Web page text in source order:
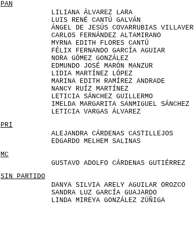
PAN
LILIANA ÁLVAREZ LARA
LUIS RENÉ CANTÚ GALVÁN
ÁNGEL DE JESÚS COVARRUBIAS
CARLOS FERNÁNDEZ ALTAMIRANO
MYRNA EDITH FLORES CANTÚ
FÉLIX FERNANDO GARCÍA AGUIAR
NORA GÓMEZ GONZÁLEZ
EDMUNDO JOSÉ MARÓN MANZUR
LIDIA MARTÍNEZ LÓPEZ
MARINA EDITH RAMÍREZ ANDRADE
NANCY RUÍZ MARTÍNEZ
LETICIA SÁNCHEZ GUILLERMO
IMELDA MARGARITA SANMIGUEL SÁNCHEZ
LETICIA VARGAS ÁLVAREZ
PRI
ALEJANDRA CÁRDENAS CASTILLEJOS
EDGARDO MELHEM SALINAS
MC
GUSTAVO ADOLFO CÁRDENAS GUTIÉRREZ
SIN PARTIDO
DANYA SILVIA ARELY AGUILAR OROZCO
SANDRA LUZ GARCÍA GUAJARDO
LINDA MIREYA GONZÁLEZ ZÚÑIGA